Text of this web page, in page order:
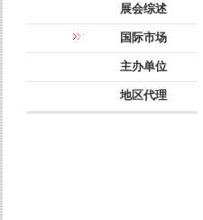
展会综述
国际市场
主办单位
地区代理